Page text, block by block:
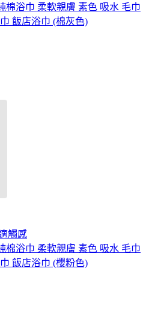
棉浴巾 柔軟親膚 素色 吸水 毛巾
飯店浴巾 (棉灰色)
觸感
棉浴巾 柔軟親膚 素色 吸水 毛巾
飯店浴巾 (櫻粉色)